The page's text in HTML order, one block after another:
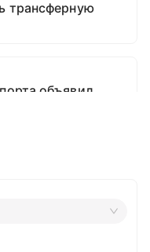
трансферную
объявил